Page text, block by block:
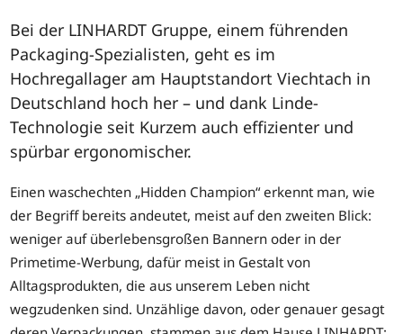
Bei der LINHARDT Gruppe, einem führenden
Packaging-Spezialisten, geht es im
Hochregallager am Hauptstandort Viechtach in
Deutschland hoch her – und dank Linde-
Technologie seit Kurzem auch effizienter und
spürbar ergonomischer.
Einen waschechten „Hidden Champion“ erkennt man, wie
der Begriff bereits andeutet, meist auf den zweiten Blick:
weniger auf überlebensgroßen Bannern oder in der
Primetime-Werbung, dafür meist in Gestalt von
Alltagsprodukten, die aus unserem Leben nicht
wegzudenken sind. Unzählige davon, oder genauer gesagt